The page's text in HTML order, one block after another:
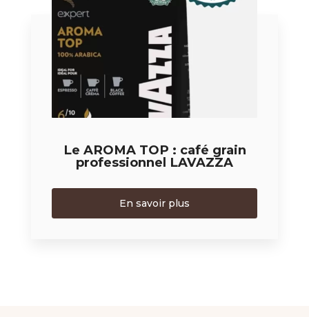
Le AROMA TOP : café grain
professionnel LAVAZZA
En savoir plus